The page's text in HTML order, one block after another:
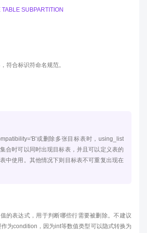
TABLE SUBPARTITION
符合标识符命名规范。
或删除多张目标表时，using_list
合时可以同时出现目标表，并且可以定义表的
中使用。其他情况下则目标表不可重复出现在
的表达式，用于判断哪些行需要被删除。不建议
为condition，因为int等数值类型可以隐式转换为